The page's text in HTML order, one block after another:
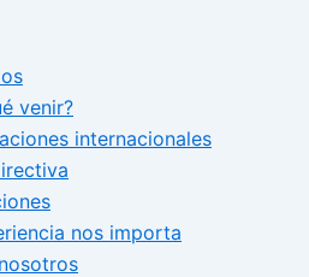
venir?
internacionales
nos importa